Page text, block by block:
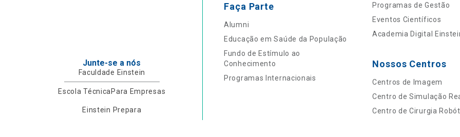
Junte-se a nós
Faculdade Einstein
Escola TécnicaPara Empresas
Einstein Prepara
Faça Parte
Alumni
Educação em Saúde da População
Fundo de Estímulo ao
Conhecimento
Programas Internacionais
Programas de Gestão
Eventos Científicos
Academia Digital
Nossos Centros
Centros de Imagem
Centro de Simulação
Centro de Cirurgia